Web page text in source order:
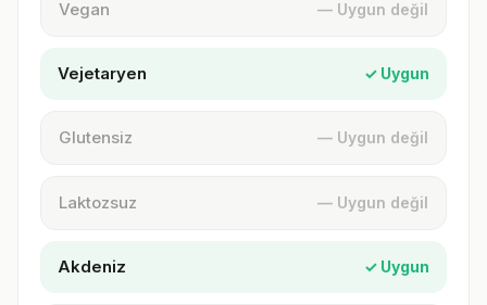
Vegan — Uygun değil
Vejetaryen ✓ Uygun
Glutensiz — Uygun değil
Laktozsuz — Uygun değil
Akdeniz ✓ Uygun